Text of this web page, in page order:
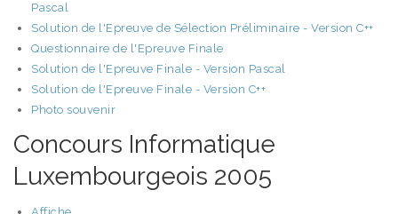
Pascal
Solution de l'Epreuve de Sélection Préliminaire - Version C++
Questionnaire de l'Epreuve Finale
Solution de l'Epreuve Finale - Version Pascal
Solution de l'Epreuve Finale - Version C++
Photo souvenir
Concours Informatique
Luxembourgeois 2005